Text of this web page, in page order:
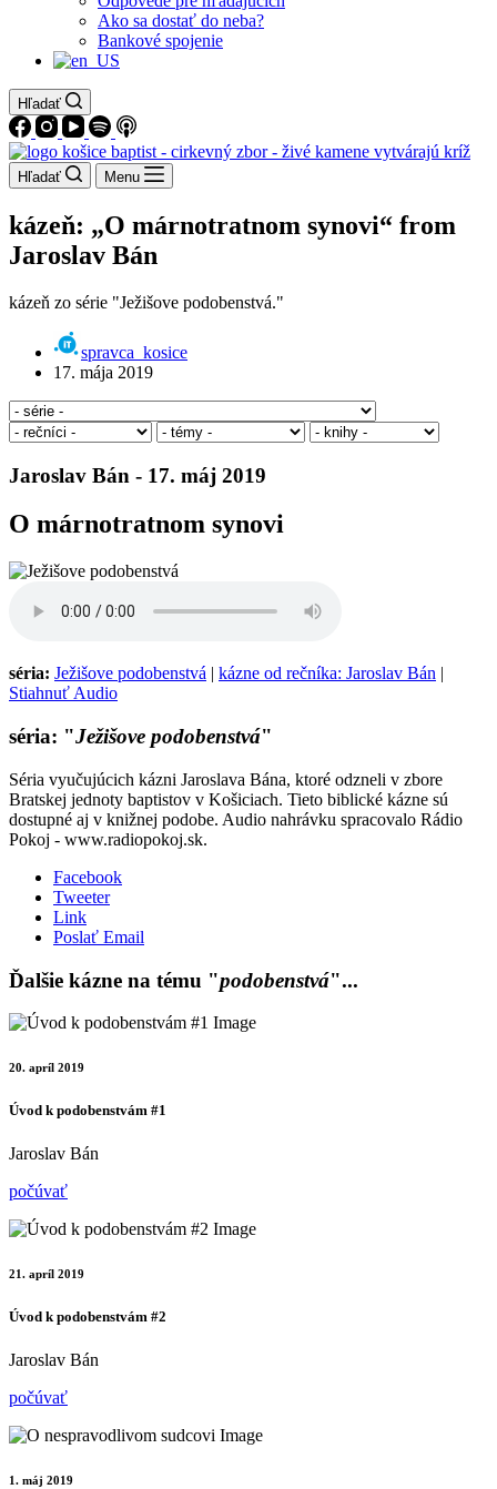
Ako sa dostať do neba?
Bankové spojenie
Hľadať
Hľadať Menu
kázeň: „O márnotratnom synovi“ from
Jaroslav Bán
kázeň zo série "Ježišove podobenstvá."
spravca_kosice
17. mája 2019
Jaroslav Bán - 17. máj 2019
O márnotratnom synovi
séria: Ježišove podobenstvá | kázne od rečníka: Jaroslav Bán |
Stiahnuť Audio
séria: "Ježišove podobenstvá"
Séria vyučujúcich kázni Jaroslava Bána, ktoré odzneli v zbore
Bratskej jednoty baptistov v Košiciach. Tieto biblické kázne sú
dostupné aj v knižnej podobe. Audio nahrávku spracovalo Rádio
Pokoj - www.radiopokoj.sk.
Facebook
Tweeter
Link
Poslať Email
Ďalšie kázne na tému "podobenstvá"...
20. apríl 2019
Úvod k podobenstvám #1
Jaroslav Bán
počúvať
21. apríl 2019
Úvod k podobenstvám #2
Jaroslav Bán
počúvať
1. máj 2019